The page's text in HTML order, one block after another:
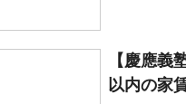
【慶應義
以内の家